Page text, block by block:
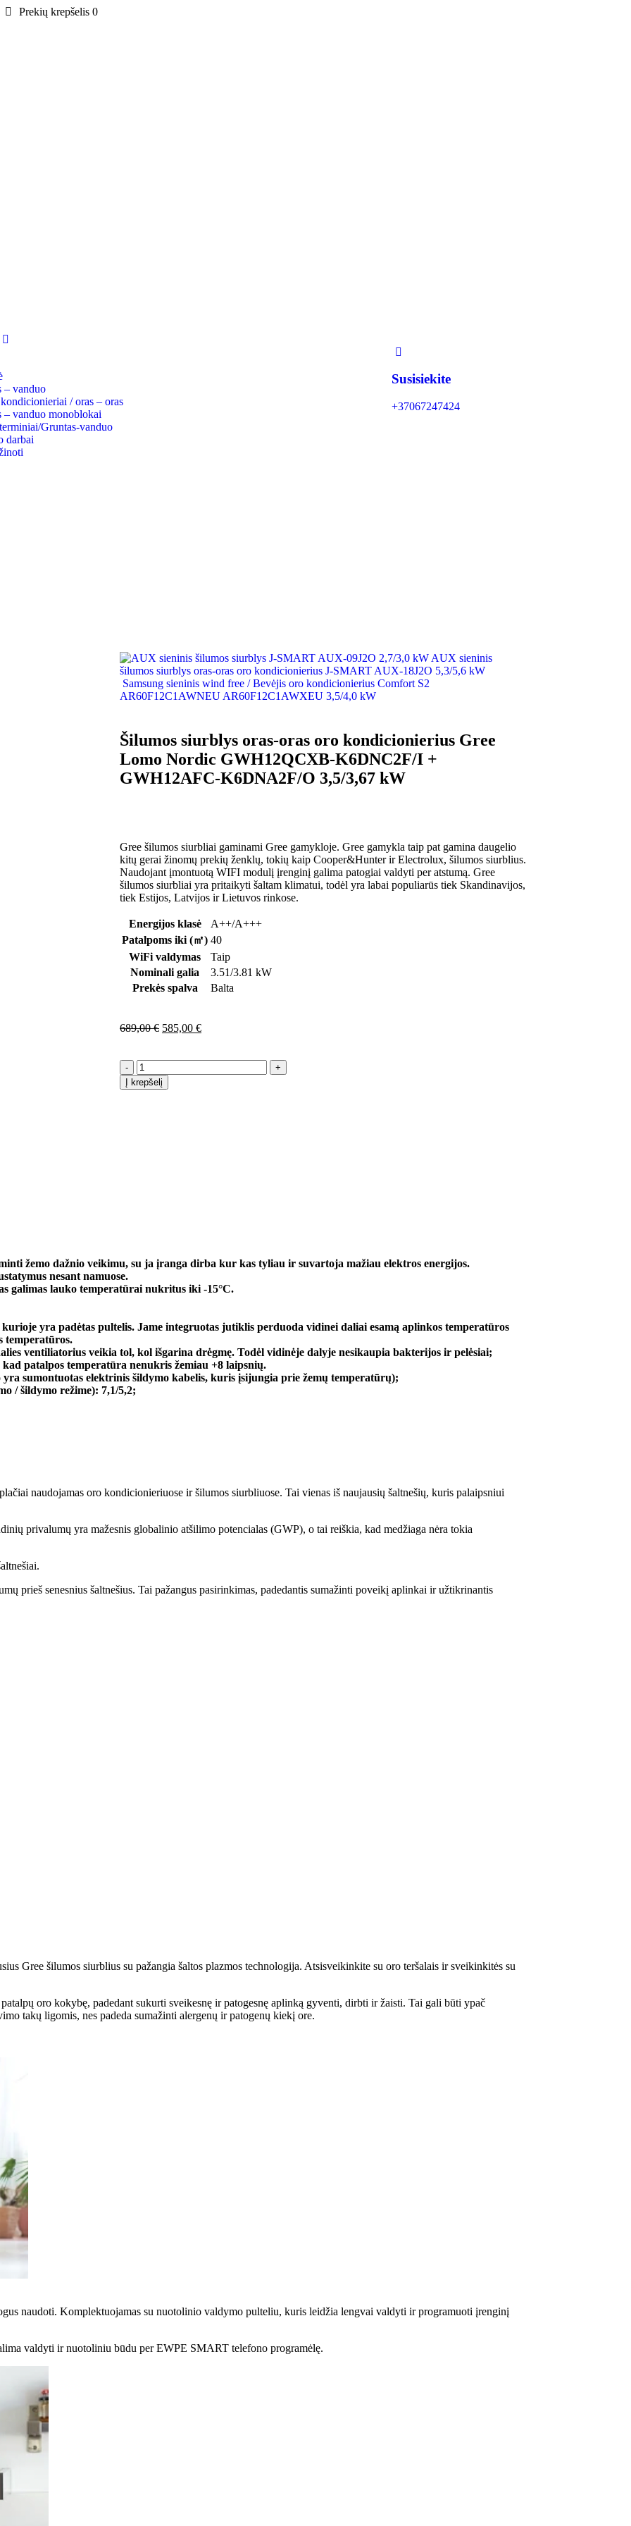
Prekių krepšelis 0
– vanduo
/ oras – oras
– vanduo monoblokai
Gruntas-vanduo
darbai
Susisiekite
+37067247424
AUX sieninis
šilumos siurblys oras-oras oro kondicionierius J-SMART AUX-18J2O 5,3/5,6 kW
Samsung sieninis wind free / Bevėjis oro kondicionierius Comfort S2
AR60F12C1AWNEU AR60F12C1AWXEU 3,5/4,0 kW
Šilumos siurblys oras-oras oro kondicionierius Gree
Lomo Nordic GWH12QCXB-K6DNC2F/I +
GWH12AFC-K6DNA2F/O 3,5/3,67 kW
Gree šilumos siurbliai gaminami Gree gamykloje. Gree gamykla taip pat gamina daugelio
kitų gerai žinomų prekių ženklų, tokių kaip Cooper&Hunter ir Electrolux, šilumos siurblius.
Naudojant įmontuotą WIFI modulį įrenginį galima patogiai valdyti per atstumą. Gree
šilumos siurbliai yra pritaikyti šaltam klimatui, todėl yra labai populiarūs tiek Skandinavijos,
tiek Estijos, Latvijos ir Lietuvos rinkose.
Energijos klasė
A++/A+++
Patalpoms iki (㎡) 40
WiFi valdymas
Taip
Nominali galia
3.51/3.81 kW
Prekės spalva
Balta
689,00€ 585,00 €
-
+
Į krepšelį
žemo dažnio veikimu, su ja įranga dirba kur kas tyliau ir suvartoja mažiau elektros energijos.
nesant namuose.
galimas lauko temperatūrai nukritus iki -15°C.
yra padėtas pultelis. Jame integruotas jutiklis perduoda vidinei daliai esamą aplinkos temperatūros
temperatūros.
ventiliatorius veikia tol, kol išgarina drėgmę. Todėl vidinėje dalyje nesikaupia bakterijos ir pelėsiai;
patalpos temperatūra nenukris žemiau +8 laipsnių.
yra sumontuotas elektrinis šildymo kabelis, kuris įsijungia prie žemų temperatūrų);
/ šildymo režime): 7,1/5,2;
naudojamas oro kondicionieriuose ir šilumos siurbliuose. Tai vienas iš naujausių šaltnešių, kuris palaipsniui
privalumų yra mažesnis globalinio atšilimo potencialas (GWP), o tai reiškia, kad medžiaga nėra tokia
prieš senesnius šaltnešius. Tai pažangus pasirinkimas, padedantis sumažinti poveikį aplinkai ir užtikrinantis
Gree šilumos siurblius su pažangia šaltos plazmos technologija. Atsisveikinkite su oro teršalais ir sveikinkitės su
oro kokybę, padedant sukurti sveikesnę ir patogesnę aplinką gyventi, dirbti ir žaisti. Tai gali būti ypač
takų ligomis, nes padeda sumažinti alergenų ir patogenų kiekį ore.
naudoti. Komplektuojamas su nuotolinio valdymo pulteliu, kuris leidžia lengvai valdyti ir programuoti įrenginį
valdyti ir nuotoliniu būdu per EWPE SMART telefono programėlę.